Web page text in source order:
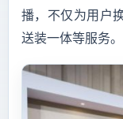
播，不仅为用户
送装一体等服务。